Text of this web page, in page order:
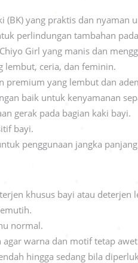
(BK) yang praktis dan nyaman
perlindungan tambahan
Girl yang manis dan
lembut, ceria, dan feminin.
premium yang lembut dan
baik untuk kenyamanan
gerak pada bagian kaki bayi.
bayi.
penggunaan jangka
khusus bayi atau deterjen
normal.
warna dan motif tetap
hingga sedang bila